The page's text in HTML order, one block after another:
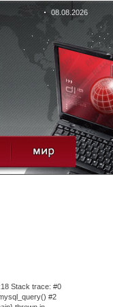
08.08.2026
Stack trace: #0
#2